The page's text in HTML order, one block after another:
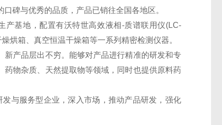
碑与优秀的品质，产品已销往全国各地区。
产基地，配置有沃特世高效液相-质谱联用仪(LC-
烘箱、真空恒温干燥箱等一系列精密检测仪器。
产品层出不穷。能够对产品进行精准的研发和专
物杂质、天然提取物等领域，同时也提供原料药
与服务型企业，深入市场，推动产品研发，强化